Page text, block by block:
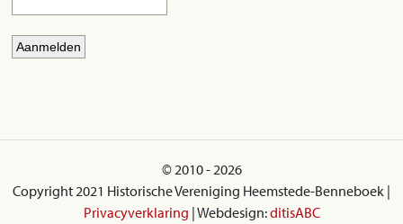
© 2010 - 2026
Copyright 2021 Historische Vereniging Heemstede-Benneboek |
Privacyverklaring | Webdesign:ditisABC